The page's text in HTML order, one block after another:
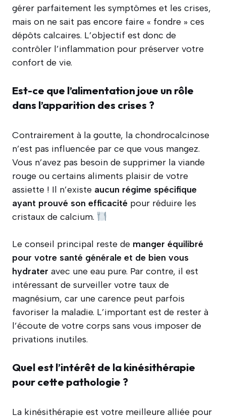
gérer parfaitement les symptômes et les crises,
mais on ne sait pas encore faire « fondre » ces
dépôts calcaires. L’objectif est donc de
contrôler l’inflammation pour préserver votre
confort de vie.
Est-ce que l’alimentation joue un rôle
dans l’apparition des crises ?
Contrairement à la goutte, la chondrocalcinose
n’est pas influencée par ce que vous mangez.
Vous n’avez pas besoin de supprimer la viande
rouge ou certains aliments plaisir de votre
assiette ! Il n’existe aucun régime spécifique
ayant prouvé son efficacité pour réduire les
cristaux de calcium.
Le conseil principal reste de manger équilibré
pour votre santé générale et de bien vous
hydrater avec une eau pure. Par contre, il est
intéressant de surveiller votre taux de
magnésium, car une carence peut parfois
favoriser la maladie. L’important est de rester à
l’écoute de votre corps sans vous imposer de
privations inutiles.
Quel est l’intérêt de la kinésithérapie
pour cette pathologie ?
La kinésithérapie est votre meilleure alliée pour